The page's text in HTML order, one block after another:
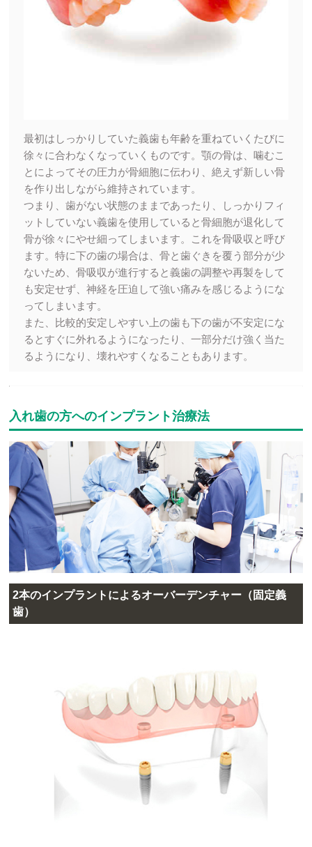
最初はしっかりしていた義歯も年齢を重ねていくたびに
徐々に合わなくなっていくものです。顎の骨は、噛むこ
とによってその圧力が骨細胞に伝わり、絶えず新しい骨
を作り出しながら維持されています。
つまり、歯がない状態のままであったり、しっかりフィ
ットしていない義歯を使用していると骨細胞が退化して
骨が徐々にやせ細ってしまいます。これを骨吸収と呼び
ます。特に下の歯の場合は、骨と歯ぐきを覆う部分が少
ないため、骨吸収が進行すると義歯の調整や再製をして
も安定せず、神経を圧迫して強い痛みを感じるようにな
ってしまいます。
また、比較的安定しやすい上の歯も下の歯が不安定にな
るとすぐに外れるようになったり、一部分だけ強く当た
るようになり、壊れやすくなることもあります。
入れ歯の方へのインプラント治療法
2本のインプラントによるオーバーデンチャー（固定義
歯）